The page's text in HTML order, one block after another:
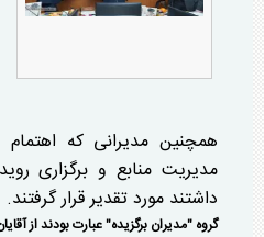
همچنین مدیرانی که اهتمام
مدیریت منابع و برگزاری
داشتند مورد تقدیر قرار گرفتند.
گروه "مدیران برگزیده" عبارت بودند از